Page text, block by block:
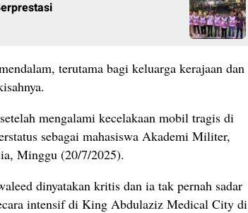
terutama bagi keluarga kerajaan dan
mengalami kecelakaan mobil tragis di
sebagai mahasiswa Akademi Militer,
Minggu (20/7/2025).
dinyatakan kritis dan ia tak pernah sadar
intensif di King Abdulaziz Medical City di